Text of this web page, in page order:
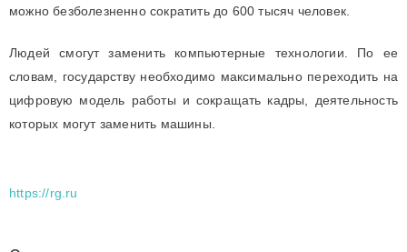
можно безболезненно сократить до 600 тысяч человек.
Людей смогут заменить компьютерные технологии. По ее
словам, государству необходимо максимально переходить на
цифровую модель работы и сокращать кадры, деятельность
которых могут заменить машины.
https://rg.ru